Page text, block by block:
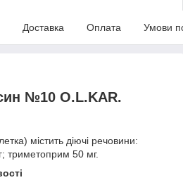
Доставка Оплата Умови
№10 O.L.KAR.
містить діючі речовини:
триметоприм 50 мг.